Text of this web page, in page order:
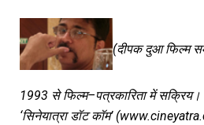
(दीपक दुआ फिल्म
1993 से फिल्म–पत्रकारिता में सक्रिय।
‘सिनेयात्रा डॉट कॉम’